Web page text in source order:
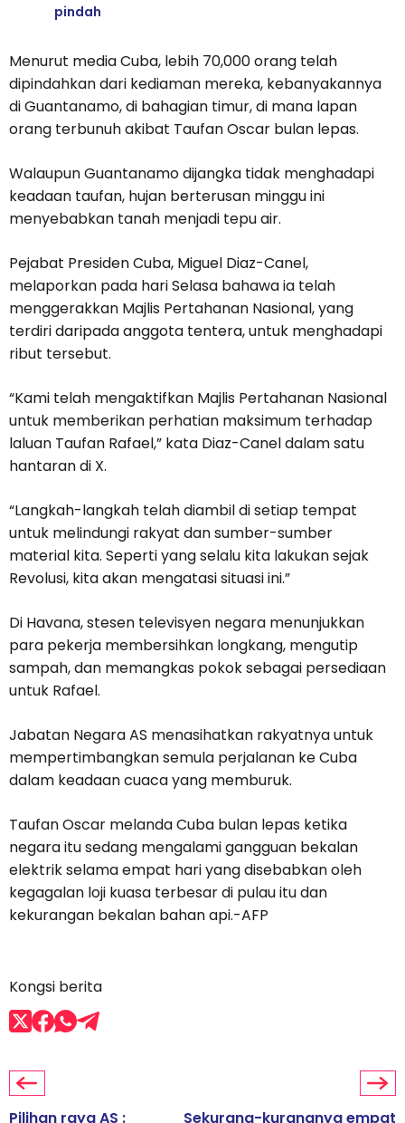
pindah
Menurut media Cuba, lebih 70,000 orang telah
dipindahkan dari kediaman mereka, kebanyakannya
di Guantanamo, di bahagian timur, di mana lapan
orang terbunuh akibat Taufan Oscar bulan lepas.
Walaupun Guantanamo dijangka tidak menghadapi
keadaan taufan, hujan berterusan minggu ini
menyebabkan tanah menjadi tepu air.
Pejabat Presiden Cuba, Miguel Diaz-Canel,
melaporkan pada hari Selasa bahawa ia telah
menggerakkan Majlis Pertahanan Nasional, yang
terdiri daripada anggota tentera, untuk menghadapi
ribut tersebut.
“Kami telah mengaktifkan Majlis Pertahanan Nasional
untuk memberikan perhatian maksimum terhadap
laluan Taufan Rafael,” kata Diaz-Canel dalam satu
hantaran di X.
“Langkah-langkah telah diambil di setiap tempat
untuk melindungi rakyat dan sumber-sumber
material kita. Seperti yang selalu kita lakukan sejak
Revolusi, kita akan mengatasi situasi ini.”
Di Havana, stesen televisyen negara menunjukkan
para pekerja membersihkan longkang, mengutip
sampah, dan memangkas pokok sebagai persediaan
untuk Rafael.
Jabatan Negara AS menasihatkan rakyatnya untuk
mempertimbangkan semula perjalanan ke Cuba
dalam keadaan cuaca yang memburuk.
Taufan Oscar melanda Cuba bulan lepas ketika
negara itu sedang mengalami gangguan bekalan
elektrik selama empat hari yang disebabkan oleh
kegagalan loji kuasa terbesar di pulau itu dan
kekurangan bekalan bahan api.-AFP
Kongsi berita
Pilihan raya AS : Sekurang-kurangnya empat